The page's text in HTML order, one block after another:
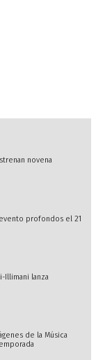
novena
profondos el 21
Illimani lanza
de la Música